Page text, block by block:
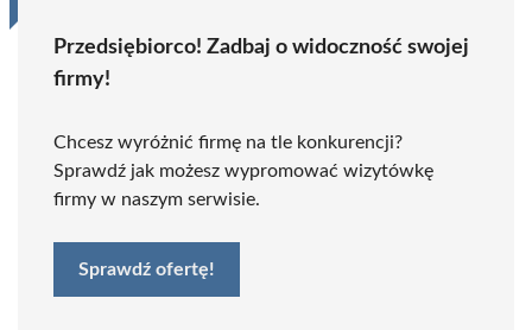
Przedsiębiorco! Zadbaj o widoczność swojej
firmy!
Chcesz wyróżnić firmę na tle konkurencji?
Sprawdź jak możesz wypromować wizytówkę
firmy w naszym serwisie.
Sprawdź ofertę!